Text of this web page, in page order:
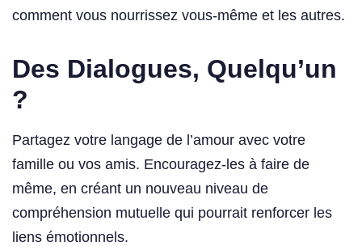
comment vous nourrissez vous-même et les autres.
Des Dialogues, Quelqu’un
?
Partagez votre langage de l’amour avec votre
famille ou vos amis. Encouragez-les à faire de
même, en créant un nouveau niveau de
compréhension mutuelle qui pourrait renforcer les
liens émotionnels.